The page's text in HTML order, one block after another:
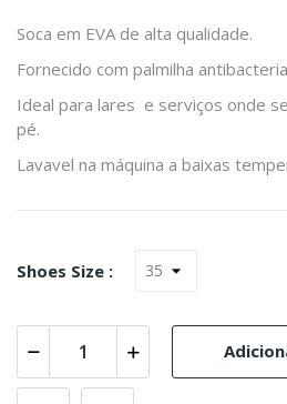
Soca em EVA de alta qualidade.
Fornecido com palmilha
Ideal para lares e serviços onde
pé.
Lavavel na máquina a baixas
Shoes Size :